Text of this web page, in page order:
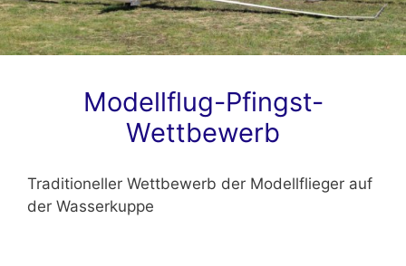
Modellflug-Pfingst-
Wettbewerb
Traditioneller Wettbewerb der Modellflieger auf
der Wasserkuppe